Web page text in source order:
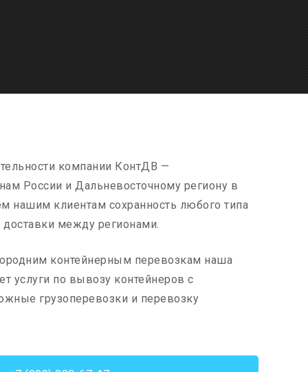
компании КонтДВ —
России и Дальневосточному региону в
нашим клиентам сохранность любого типа
доставки между регионами.
контейнерным перевозкам наша
услуги по вывозу контейнеров с
грузоперевозки и перевозку